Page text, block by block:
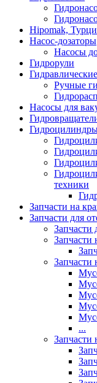
Hipomak,
Насос-дозаторы
Насосы
Гидрорули
Ручные
Насосы для
техники
Запчасти на
Запчасти для
Запчасти
Запчасти
Запчасти
...
Запчасти